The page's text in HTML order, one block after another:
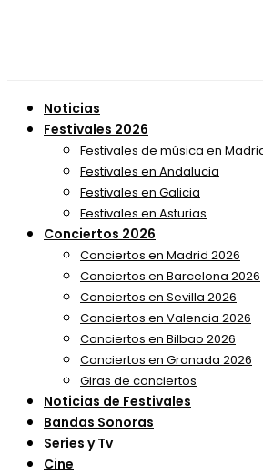
Noticias
Festivales 2026
Festivales de música en
Festivales en Andalucia
Festivales en Galicia
Festivales en Asturias
Conciertos 2026
Conciertos en Madrid 2026
Conciertos en Barcelona 2026
Conciertos en Sevilla 2026
Conciertos en Valencia 2026
Conciertos en Bilbao 2026
Conciertos en Granada 2026
Giras de conciertos
Noticias de Festivales
Bandas Sonoras
Series y Tv
Cine